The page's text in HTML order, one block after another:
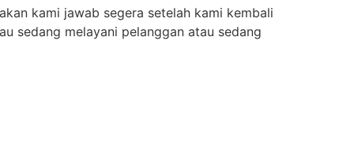
kami jawab segera setelah kami kembali
sedang melayani pelanggan atau sedang